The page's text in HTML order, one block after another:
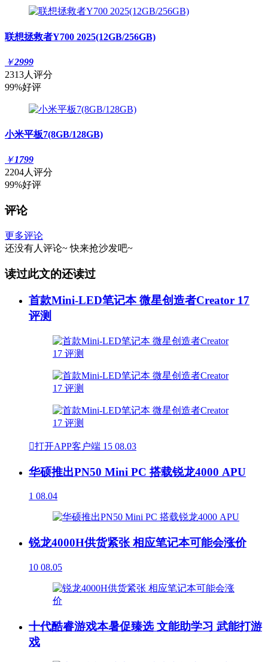
联想拯救者Y700 2025(12GB/256GB)
￥2999
2313人评分
99%好评
小米平板7(8GB/128GB)
￥1799
2204人评分
99%好评
评论
更多评论
还没有人评论~ 快来抢沙发吧~
读过此文的还读过
首款Mini-LED笔记本 微星创造者Creator 17
评测
打开APP客户端 15 08.03
华硕推出PN50 Mini PC 搭载锐龙4000 APU
1 08.04
锐龙4000H供货紧张 相应笔记本可能会涨价
10 08.05
十代酷睿游戏本暑促臻选 文能助学习 武能打游
戏